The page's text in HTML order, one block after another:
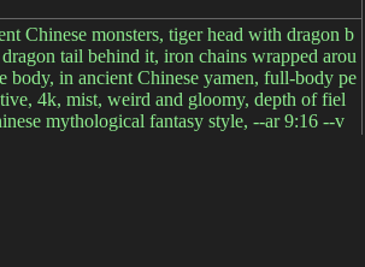
Chinese monsters, tiger head with dragon b
dragon tail behind it, iron chains wrapped arou
body, in ancient Chinese yamen, full-body pe
4k, mist, weird and gloomy, depth of fiel
mythological fantasy style, --ar 9:16 --v